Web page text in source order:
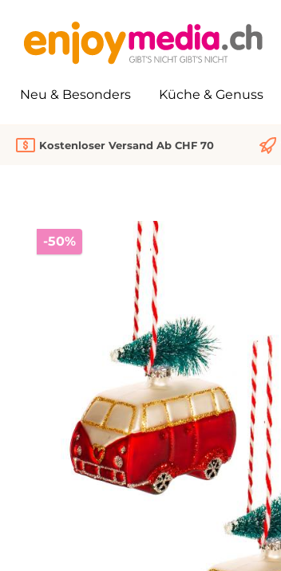
Neu & Besonders Küche & Genuss
Kostenloser Versand Ab CHF 70
Bildergalerie überspringen
-50%Rabatt